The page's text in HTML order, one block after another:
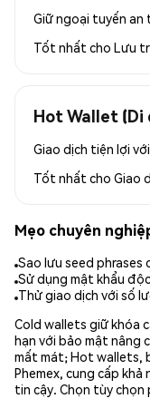
Giữ ngoại tuyến an
Tốt nhất cho Lưu
Hot Wallet (Di
Giao dịch tiện lợi
Tốt nhất cho Giao
Mẹo chuyên
Sao lưu seed phrases
Sử dụng mật khẩu
Thử giao dịch với số
Cold wallets giữ khóa
hạn với bảo mật nâng
mất mát; Hot wallets,
Phemex, cung cấp
tin cậy. Chọn tùy chọn